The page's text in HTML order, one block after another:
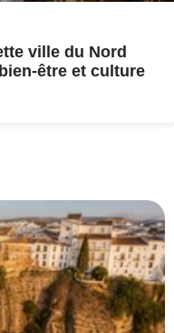
ville du Nord
être et culture